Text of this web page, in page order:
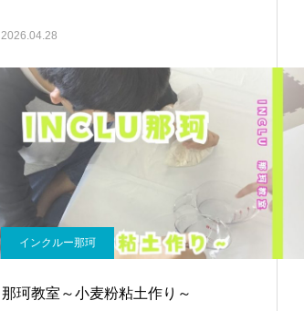
2026.04.28
インクルー那珂
那珂教室～小麦粉粘土作り～